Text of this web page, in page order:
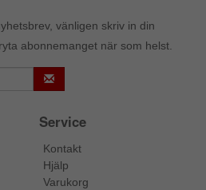
vänligen skriv in din
abonnemanget när som helst.
Service
Kontakt
Hjälp
Varukorg